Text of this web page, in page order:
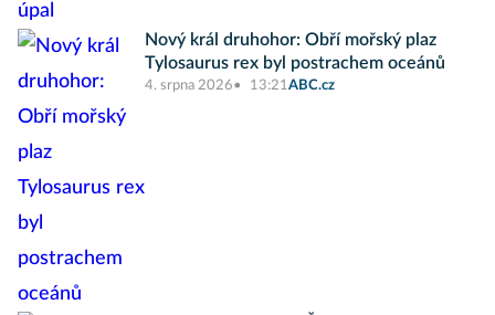
Nový král druhohor: Obří mořský plaz
Tylosaurus rex byl postrachem oceánů
4. srpna 2026 13:21ABC.cz